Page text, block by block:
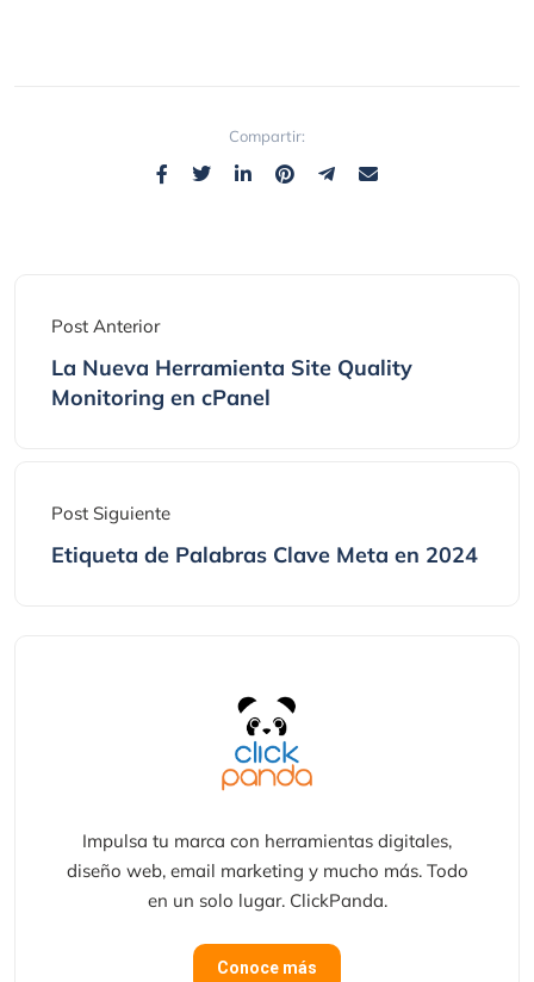
Compartir:
Post Anterior
La Nueva Herramienta Site Quality
Monitoring en cPanel
Post Siguiente
Etiqueta de Palabras Clave Meta en 2024
Impulsa tu marca con herramientas digitales,
diseño web, email marketing y mucho más. Todo
en un solo lugar. ClickPanda.
Conoce más